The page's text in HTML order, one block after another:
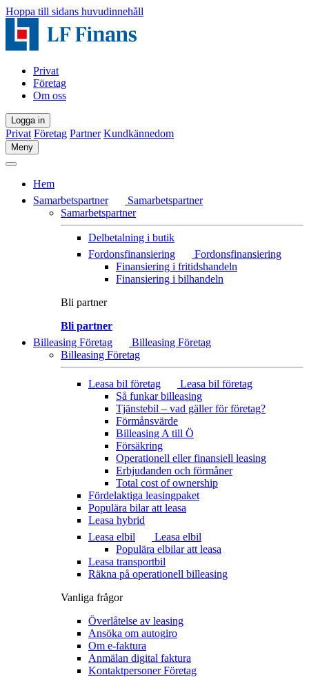
Hoppa till sidans huvudinnehåll
Privat
Företag
Om oss
Logga in
Privat Företag Partner Kundkännedom
Meny
Hem
Samarbetspartner
Samarbetspartner
Samarbetspartner
Delbetalning i butik
Fordonsfinansiering
Fordonsfinansiering
Finansiering i fritidshandeln
Finansiering i bilhandeln
Bli partner
Bli partner
Billeasing Företag
Billeasing Företag
Billeasing Företag
Leasa bil företag
Leasa bil företag
Så funkar billeasing
Tjänstebil – vad gäller för företag?
Förmånsvärde
Billeasing A till Ö
Försäkring
Operationell eller finansiell leasing
Erbjudanden och förmåner
Total cost of ownership
Fördelaktiga leasingpaket
Populära bilar att leasa
Leasa hybrid
Leasa elbil
Leasa elbil
Populära elbilar att leasa
Leasa transportbil
Räkna på operationell billeasing
Vanliga frågor
Överlåtelse av leasing
Ansöka om autogiro
Om e-faktura
Anmälan digital faktura
Kontaktpersoner Företag